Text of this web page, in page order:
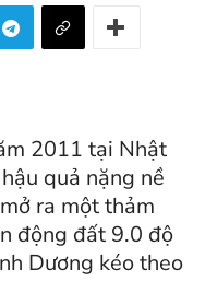
2011 tại Nhật
quả nặng nề
ra một thảm
động đất 9.0 độ
Dương kéo theo